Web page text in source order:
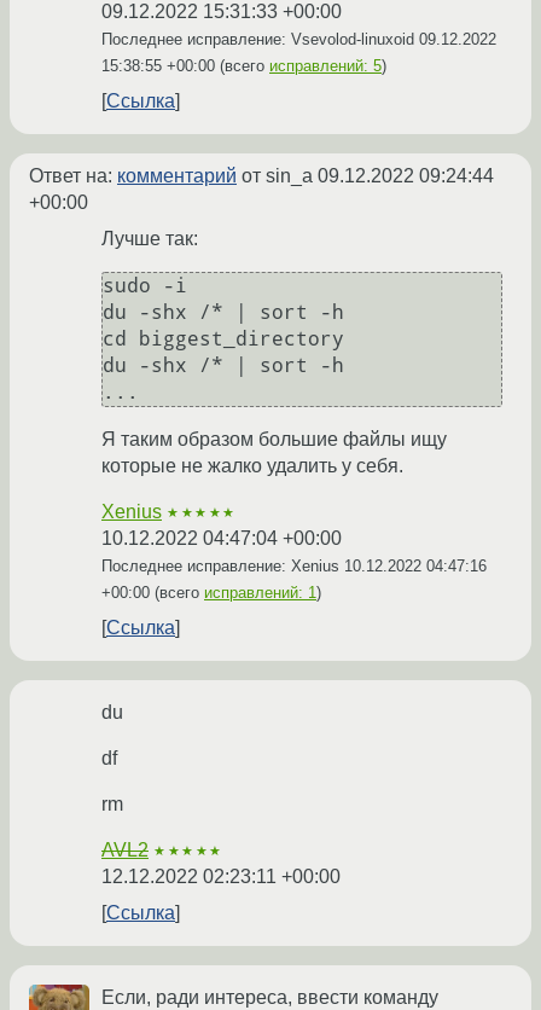
09.12.2022 15:31:33 +00:00
Последнее исправление: Vsevolod-linuxoid 09.12.2022
15:38:55 +00:00 (всего исправлений: 5)
Ссылка
Ответ на: комментарий от sin_a 09.12.2022 09:24:44
+00:00
Лучше так:
sudo -i
du -shx /* | sort -h
cd biggest_directory
du -shx /* | sort -h
Я таким образом большие файлы ищу
которые не жалко удалить у себя.
Xenius ★★★★★
10.12.2022 04:47:04 +00:00
Последнее исправление: Xenius 10.12.2022 04:47:16
+00:00 (всего исправлений: 1)
Ссылка
du
df
rm
AVL2 ★★★★★
12.12.2022 02:23:11 +00:00
Ссылка
Если, ради интереса, ввести команду